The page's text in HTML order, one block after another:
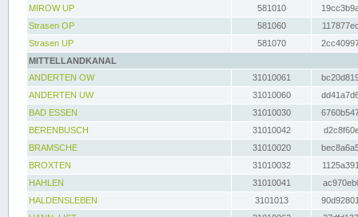
MIROW UP
581010
Strasen OP
581060
Strasen UP
581070
MITTELLANDKANAL
ANDERTEN OW
31010061
ANDERTEN UW
31010060
BAD ESSEN
31010030
BERENBUSCH
31010042
BRAMSCHE
31010020
BROXTEN
31010032
HAHLEN
31010041
HALDENSLEBEN
3101013